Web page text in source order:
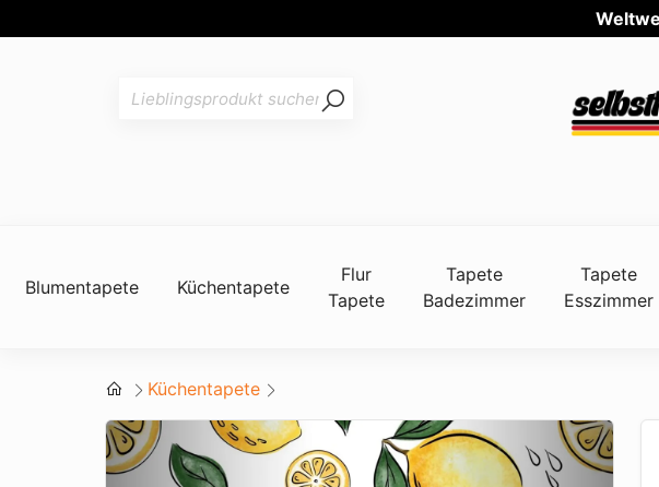
Blumentapete Küchentapete
Flur
Tapete
Tapete
Badezimmer
Tapete
Esszimmer
Küchentapete